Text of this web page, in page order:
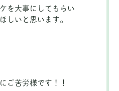
を大事にしてもらい
しいと思います。
ご苦労様です！！